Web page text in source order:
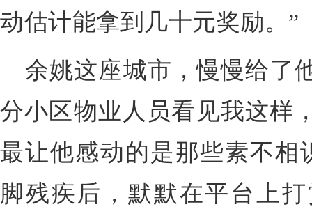
动估计能拿到几十元奖励。 ”
余姚这座城市，慢慢给了
分小区物业人员看见我这样
最让他感动的是那些素不相
脚残疾后，默默在平台上